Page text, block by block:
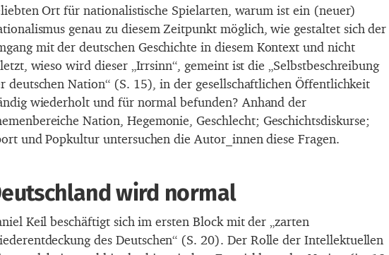
Ort für nationalistische Spielarten, warum ist ein (neuer)
genau zu diesem Zeitpunkt möglich, wie gestaltet sich der
mit der deutschen Geschichte in diesem Kontext und nicht
wieso wird dieser „Irrsinn“, gemeint ist die „Selbstbeschreibung
deutschen Nation“ (S. 15), in der gesellschaftlichen Öffentlichkeit
wiederholt und für normal befunden? Anhand der
Nation, Hegemonie, Geschlecht; Geschichtsdiskurse;
und Popkultur untersuchen die Autor_innen diese Fragen.
wird normal
Keil beschäftigt sich im ersten Block mit der „zarten
des Deutschen“ (S. 20). Der Rolle der Intellektuellen